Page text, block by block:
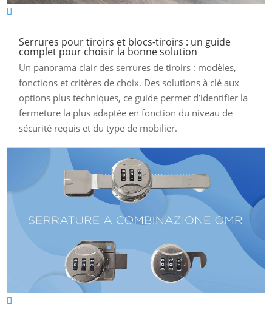
Serrures pour tiroirs et blocs-tiroirs : un guide
complet pour choisir la bonne solution
Un panorama clair des serrures de tiroirs : modèles,
fonctions et critères de choix. Des solutions à clé aux
options plus techniques, ce guide permet d’identifier la
fermeture la plus adaptée en fonction du niveau de
sécurité requis et du type de mobilier.